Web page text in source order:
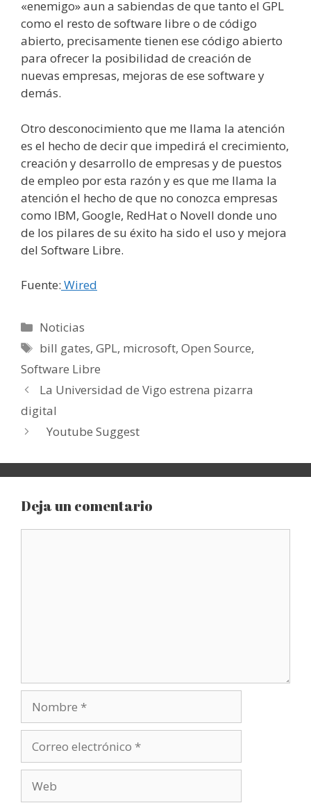
«enemigo» aun a sabiendas de que tanto el GPL
como el resto de software libre o de código
abierto, precisamente tienen ese código abierto
para ofrecer la posibilidad de creación de
nuevas empresas, mejoras de ese software y
demás.
Otro desconocimiento que me llama la atención
es el hecho de decir que impedirá el crecimiento,
creación y desarrollo de empresas y de puestos
de empleo por esta razón y es que me llama la
atención el hecho de que no conozca empresas
como IBM, Google, RedHat o Novell donde uno
de los pilares de su éxito ha sido el uso y mejora
del Software Libre.
Fuente: Wired
Categorías
Noticias
Etiquetas
bill gates,GPL, microsoft,Open Source,
Software Libre
La Universidad de Vigo estrena pizarra
digital
Youtube Suggest
Deja un comentario
electrónico